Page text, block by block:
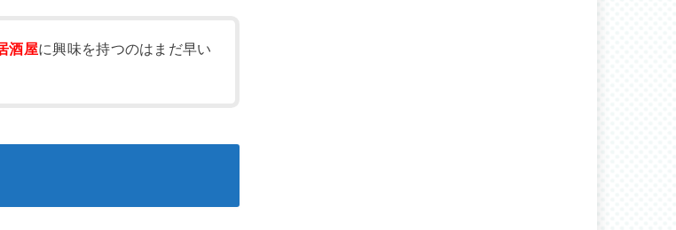
酒屋に興味を持つのはまだ早い